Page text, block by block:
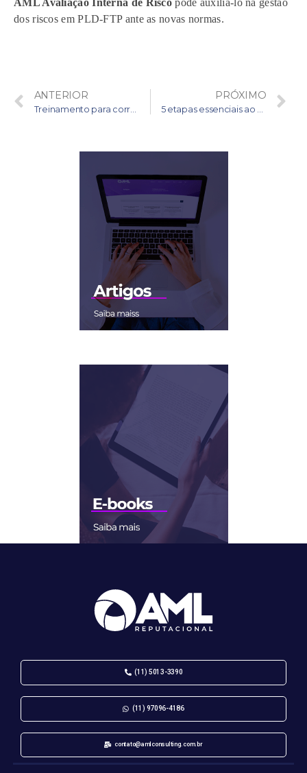
AML Avaliação Interna de Risco pode auxiliá-lo na gestão
dos riscos em PLD-FTP ante as novas normas.
ANTERIOR
Treinamento para correspondentes bancários preenche lacuna do mercado financeiro em PLD-FTP
PRÓXIMO
5 etapas essenciais ao Programa de Integridade
(11) 5013-3390
(11) 97096-4186
contato@amlconsulting.com.br